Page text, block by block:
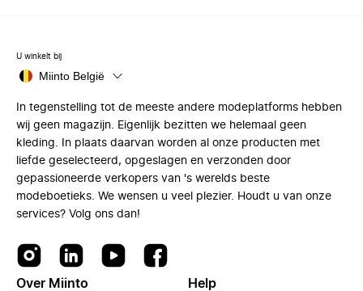
U winkelt bij
Miinto België
In tegenstelling tot de meeste andere modeplatforms hebben
wij geen magazijn. Eigenlijk bezitten we helemaal geen
kleding. In plaats daarvan worden al onze producten met
liefde geselecteerd, opgeslagen en verzonden door
gepassioneerde verkopers van 's werelds beste
modeboetieks. We wensen u veel plezier. Houdt u van onze
services? Volg ons dan!
Over Miinto Help